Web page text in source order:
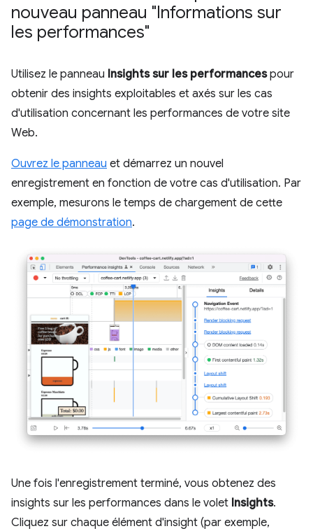
nouveau panneau "Informations sur
les performances"
Utilisez le panneau Insights sur les performancespour
obtenir des insights exploitables et axés sur les cas
d'utilisation concernant les performances de votre site
Web.
Ouvrez le panneau et démarrez un nouvel
enregistrement en fonction de votre cas d'utilisation. Par
exemple, mesurons le temps de chargement de cette
page de démonstration.
Une fois l'enregistrement terminé, vous obtenez des
insights sur les performances dans le volet Insights.
Cliquez sur chaque élément d'insight (par exemple,